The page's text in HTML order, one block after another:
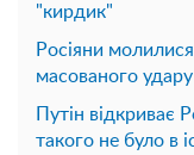
"кирдик"
Росіяни
масованого удару
Путін відкриває
такого не було в